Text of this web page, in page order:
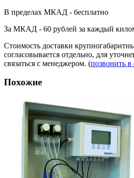
В пределах МКАД - бесплатно
За МКАД - 60 рублей за каждый
Стоимость доставки
согласовывается отдельно, для
связаться с менеджером. (позвонить
Похожие